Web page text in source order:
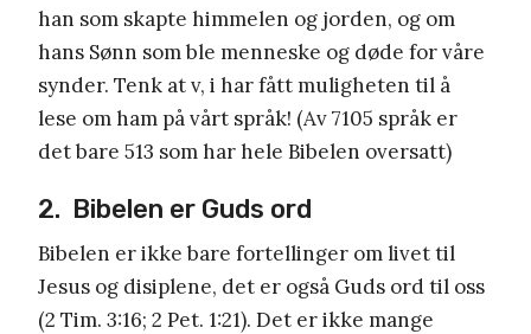
han som skapte himmelen og jorden, og om
hans Sønn som ble menneske og døde for våre
synder. Tenk at v, i har fått muligheten til å
lese om ham på vårt språk! (Av 7105 språk er
det bare 513 som har hele Bibelen oversatt)
2. Bibelen er Guds ord
Bibelen er ikke bare fortellinger om livet til
Jesus og disiplene, det er også Guds ord til oss
(2 Tim. 3:16; 2 Pet. 1:21). Det er ikke mange